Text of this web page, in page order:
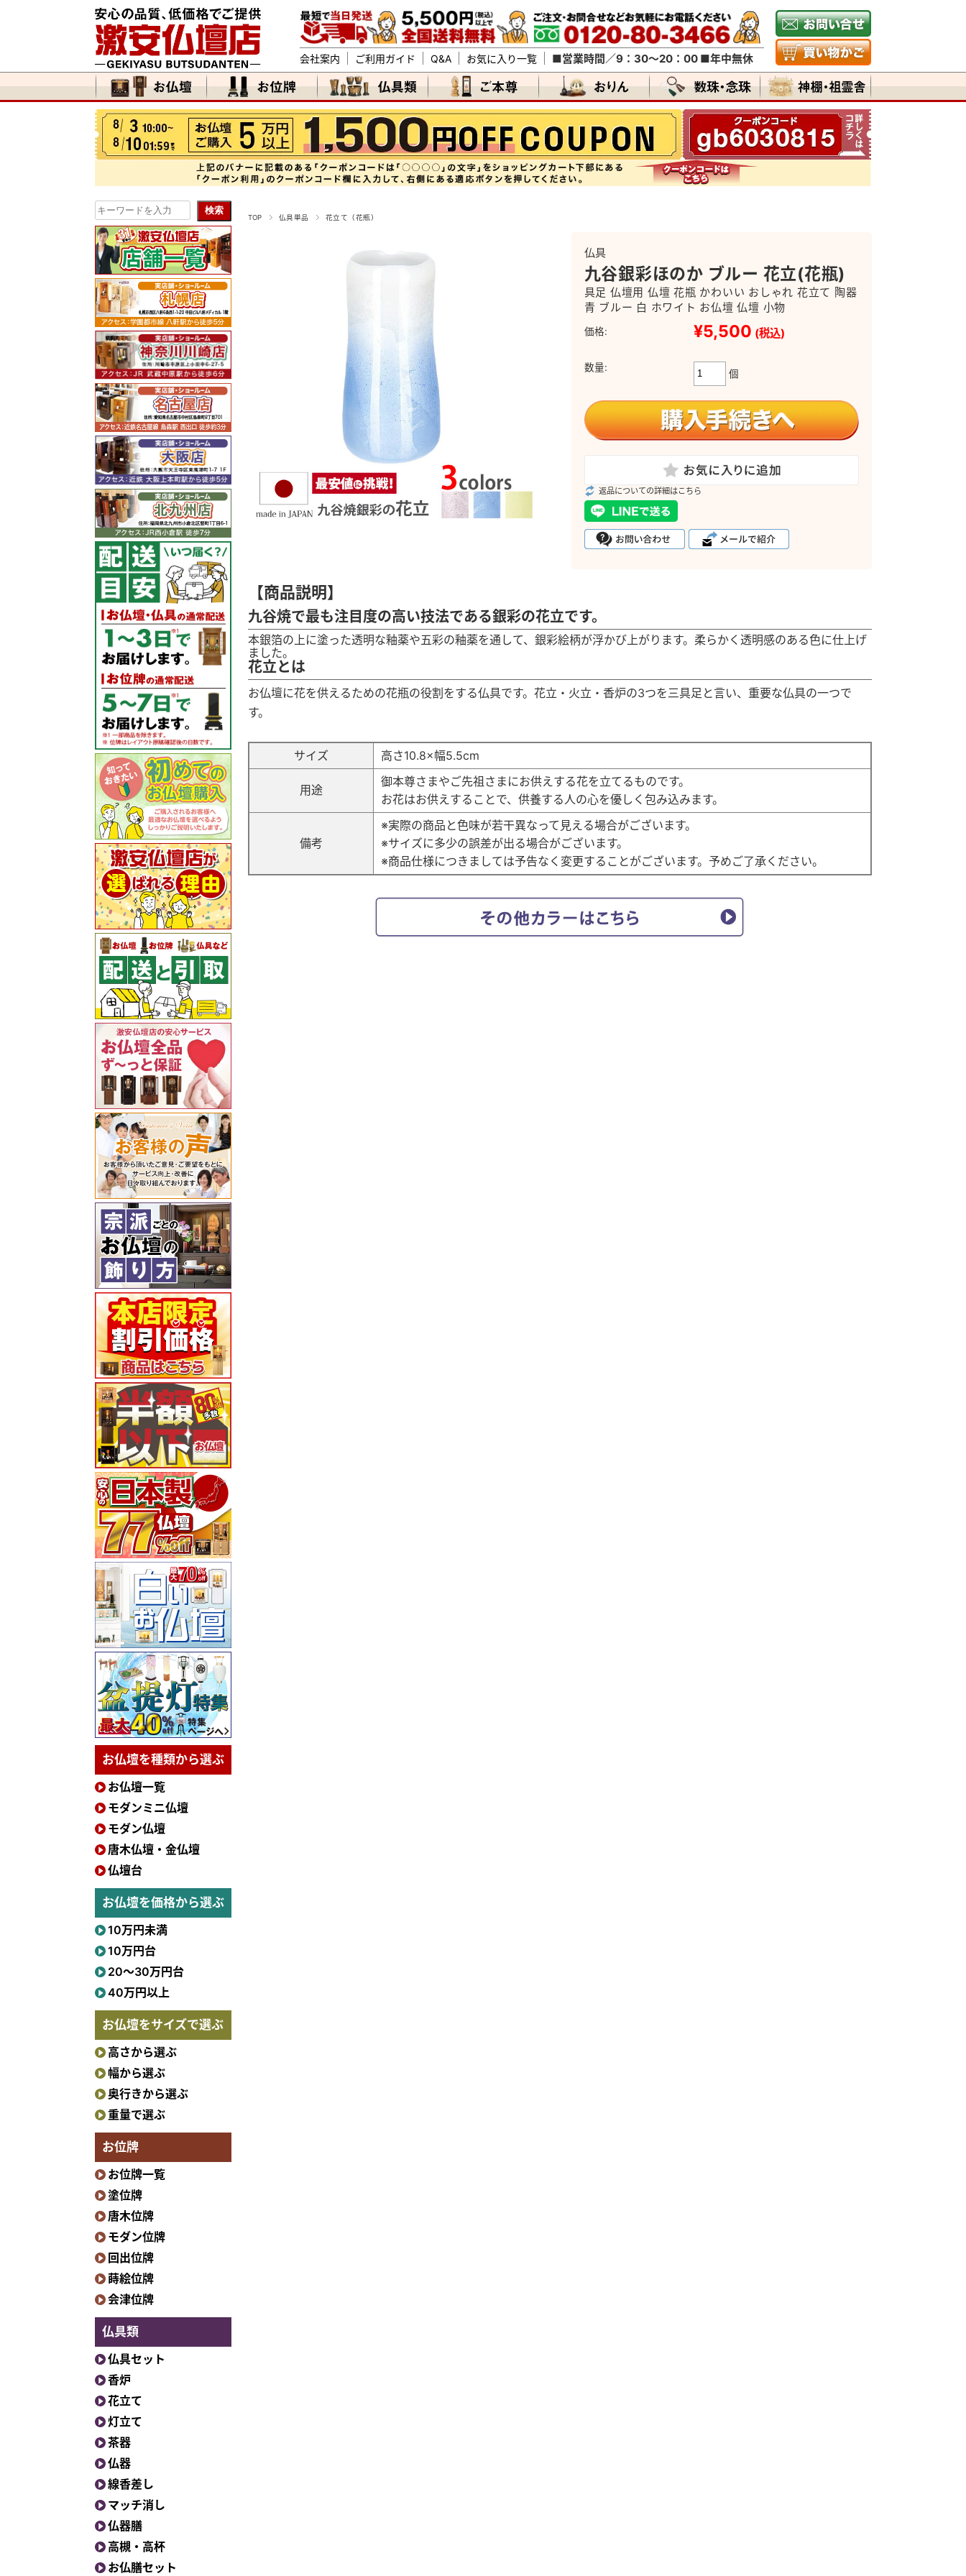
会社案内 ご利用ガイド Q&A お気に入り一覧 ■営業時間／9：30～20：00 ■年中無休
TOP 仏具単品 花立て（花瓶）
仏具
九谷銀彩ほのか ブルー 花立(花瓶)
具足 仏壇用 仏壇 花瓶 かわいい おしゃれ 花立て 陶器
青 ブルー 白 ホワイト お仏壇 仏壇 小物
価格: ¥5,500 (税込)
数量:
個
返品についての詳細はこちら
【商品説明】
九谷焼で最も注目度の高い技法である銀彩の花立です。
本銀箔の上に塗った透明な釉薬や五彩の釉薬を通して、銀彩絵柄が浮かび上がります。柔らかく透明感のある色に仕上げ
ました。
花立とは
お仏壇に花を供えるための花瓶の役割をする仏具です。花立・火立・香炉の3つを三具足と言い、重要な仏具の一つで
す。
サイズ 高さ10.8×幅5.5cm
用途
御本尊さまやご先祖さまにお供えする花を立てるものです。
お花はお供えすることで、供養する人の心を優しく包み込みます。
備考
※実際の商品と色味が若干異なって見える場合がございます。
※サイズに多少の誤差が出る場合がございます。
※商品仕様につきましては予告なく変更することがございます。予めご了承ください。
お仏壇を種類から選ぶ
お仏壇一覧
モダンミニ仏壇
モダン仏壇
唐木仏壇・金仏壇
仏壇台
お仏壇を価格から選ぶ
10万円未満
10万円台
20〜30万円台
40万円以上
お仏壇をサイズで選ぶ
高さから選ぶ
幅から選ぶ
奥行きから選ぶ
重量で選ぶ
お位牌
お位牌一覧
塗位牌
唐木位牌
モダン位牌
回出位牌
蒔絵位牌
会津位牌
仏具類
仏具セット
香炉
花立て
灯立て
茶器
仏器
線香差し
マッチ消し
仏器膳
高槻・高杯
お仏膳セット